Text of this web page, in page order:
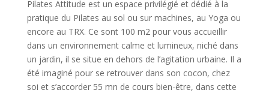
Pilates Attitude est un espace privilégié et dédié à la
pratique du Pilates au sol ou sur machines, au Yoga ou
encore au TRX. Ce sont 100 m2 pour vous accueillir
dans un environnement calme et lumineux, niché dans
un jardin, il se situe en dehors de l’agitation urbaine. Il a
été imaginé pour se retrouver dans son cocon, chez
soi et s’accorder 55 mn de cours bien-être, dans cette